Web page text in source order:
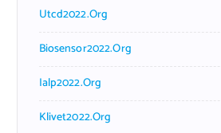
Utcd2022.org
Biosensor2022.org
Ialp2022.org
Klivet2022.org